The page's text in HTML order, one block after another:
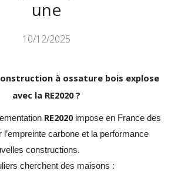
une
10/12/2025
à ossature bois explose
avec la RE2020 ?
RE2020impose en France des
carbone et la performance
constructions.
cherchent des maisons :